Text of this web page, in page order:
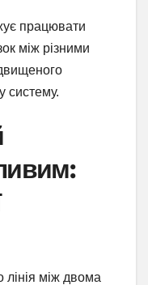
працювати
між різними
систему.
між двома